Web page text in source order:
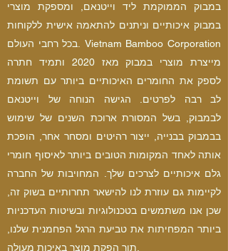
במבוק הממוקמת ליד וייטנאם, ומספקת מוצרי
במבוק איכותיים וניתנים להתאמה אישית ללקוחות
בכל רחבי העולם. Vietnam Bamboo Corporation
מייצרת מוצרי במבוק מאז 2020 ותמיד חתרה
לספק את החומרים האיכותיים ביותר עם תשומת
לב רבה לפרטים. הגישה הנוחה של וייטנאם
לבמבוק, בשל המסורת ארוכת השנים של שימוש
בבמבוק בבנייה, ייצור רהיטים ומסחר אחר, הופכת
אותה לאחד המקומות הטובים ביותר לאיסוף חומרי
גלם איכותיים לצרכים שלך. המחויבות של החברה
לקיימות גם עוזרת לנו להישאר תחרותיים בשוק זה,
שכן אנו משתמשים בטכנולוגיות ובשיטות העדכניות
ביותר המפחיתות את טביעת הרגל הפחמנית שלנו,